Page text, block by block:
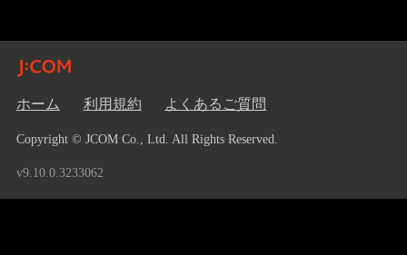
ホーム 利用規約 よくあるご質問
Copyright © JCOM Co., Ltd. All Rights Reserved.
v9.10.0.3233062